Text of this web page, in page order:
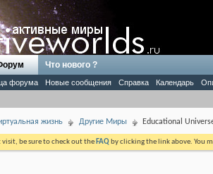
форума Новые сообщения Справка Календарь
Что нового ?
жизнь Другие Миры Educational
visit, be sure to check out the FAQ by clicking the link above. You